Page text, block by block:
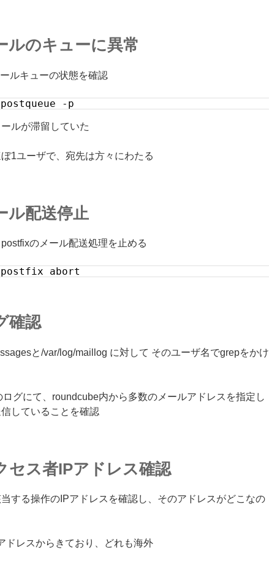
ルのキューに異常
ルキューの状態を確認
-p
ルが滞留していた
1ユーザで、宛先は方々にわたる
ル配送停止
のメール配送処理を止める
abort
確認
と/var/log/maillog に対して そのユーザ名でgrepをかけ
ログにて、roundcube内から多数のメールアドレスを指定し
していることを確認
セス者IPアドレス確認
当する操作のIPアドレスを確認し、そのアドレスがどこなの
ドレスからきており、どれも海外